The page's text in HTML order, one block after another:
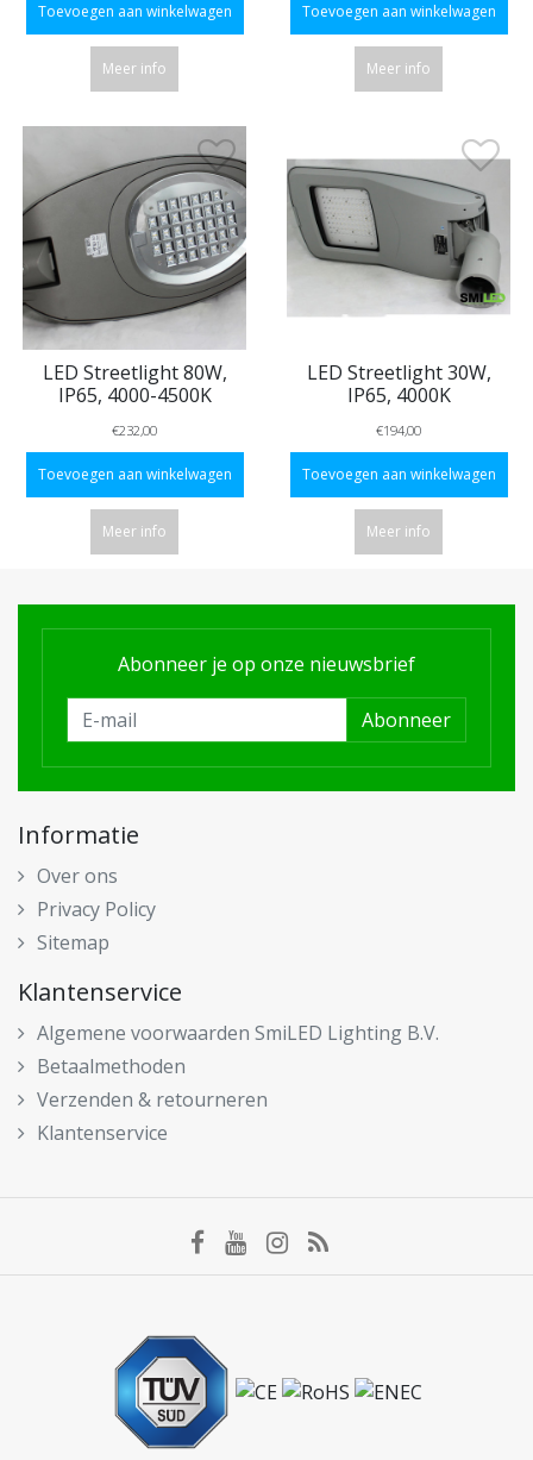
Toevoegen aan winkelwagen
Meer info
Toevoegen aan winkelwagen
Meer info
LED Streetlight 80W,
IP65, 4000-4500K
€232,00
Toevoegen aan winkelwagen
Meer info
LED Streetlight 30W,
IP65, 4000K
€194,00
Toevoegen aan winkelwagen
Meer info
Abonneer je op onze nieuwsbrief
Abonneer
Informatie
Over ons
Privacy Policy
Sitemap
Klantenservice
Algemene voorwaarden SmiLED Lighting B.V.
Betaalmethoden
Verzenden & retourneren
Klantenservice